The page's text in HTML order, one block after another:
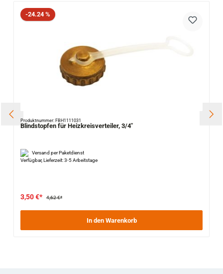
Rabatt
-24.24 %
Produktnummer: FBH1111031
Blindstopfen für Heizkreisverteiler, 3/4"
Versand per Paketdienst
Verfügbar, Lieferzeit: 3-5 Arbeitstage
3,50 €* 4,62 €*
In den Warenkorb